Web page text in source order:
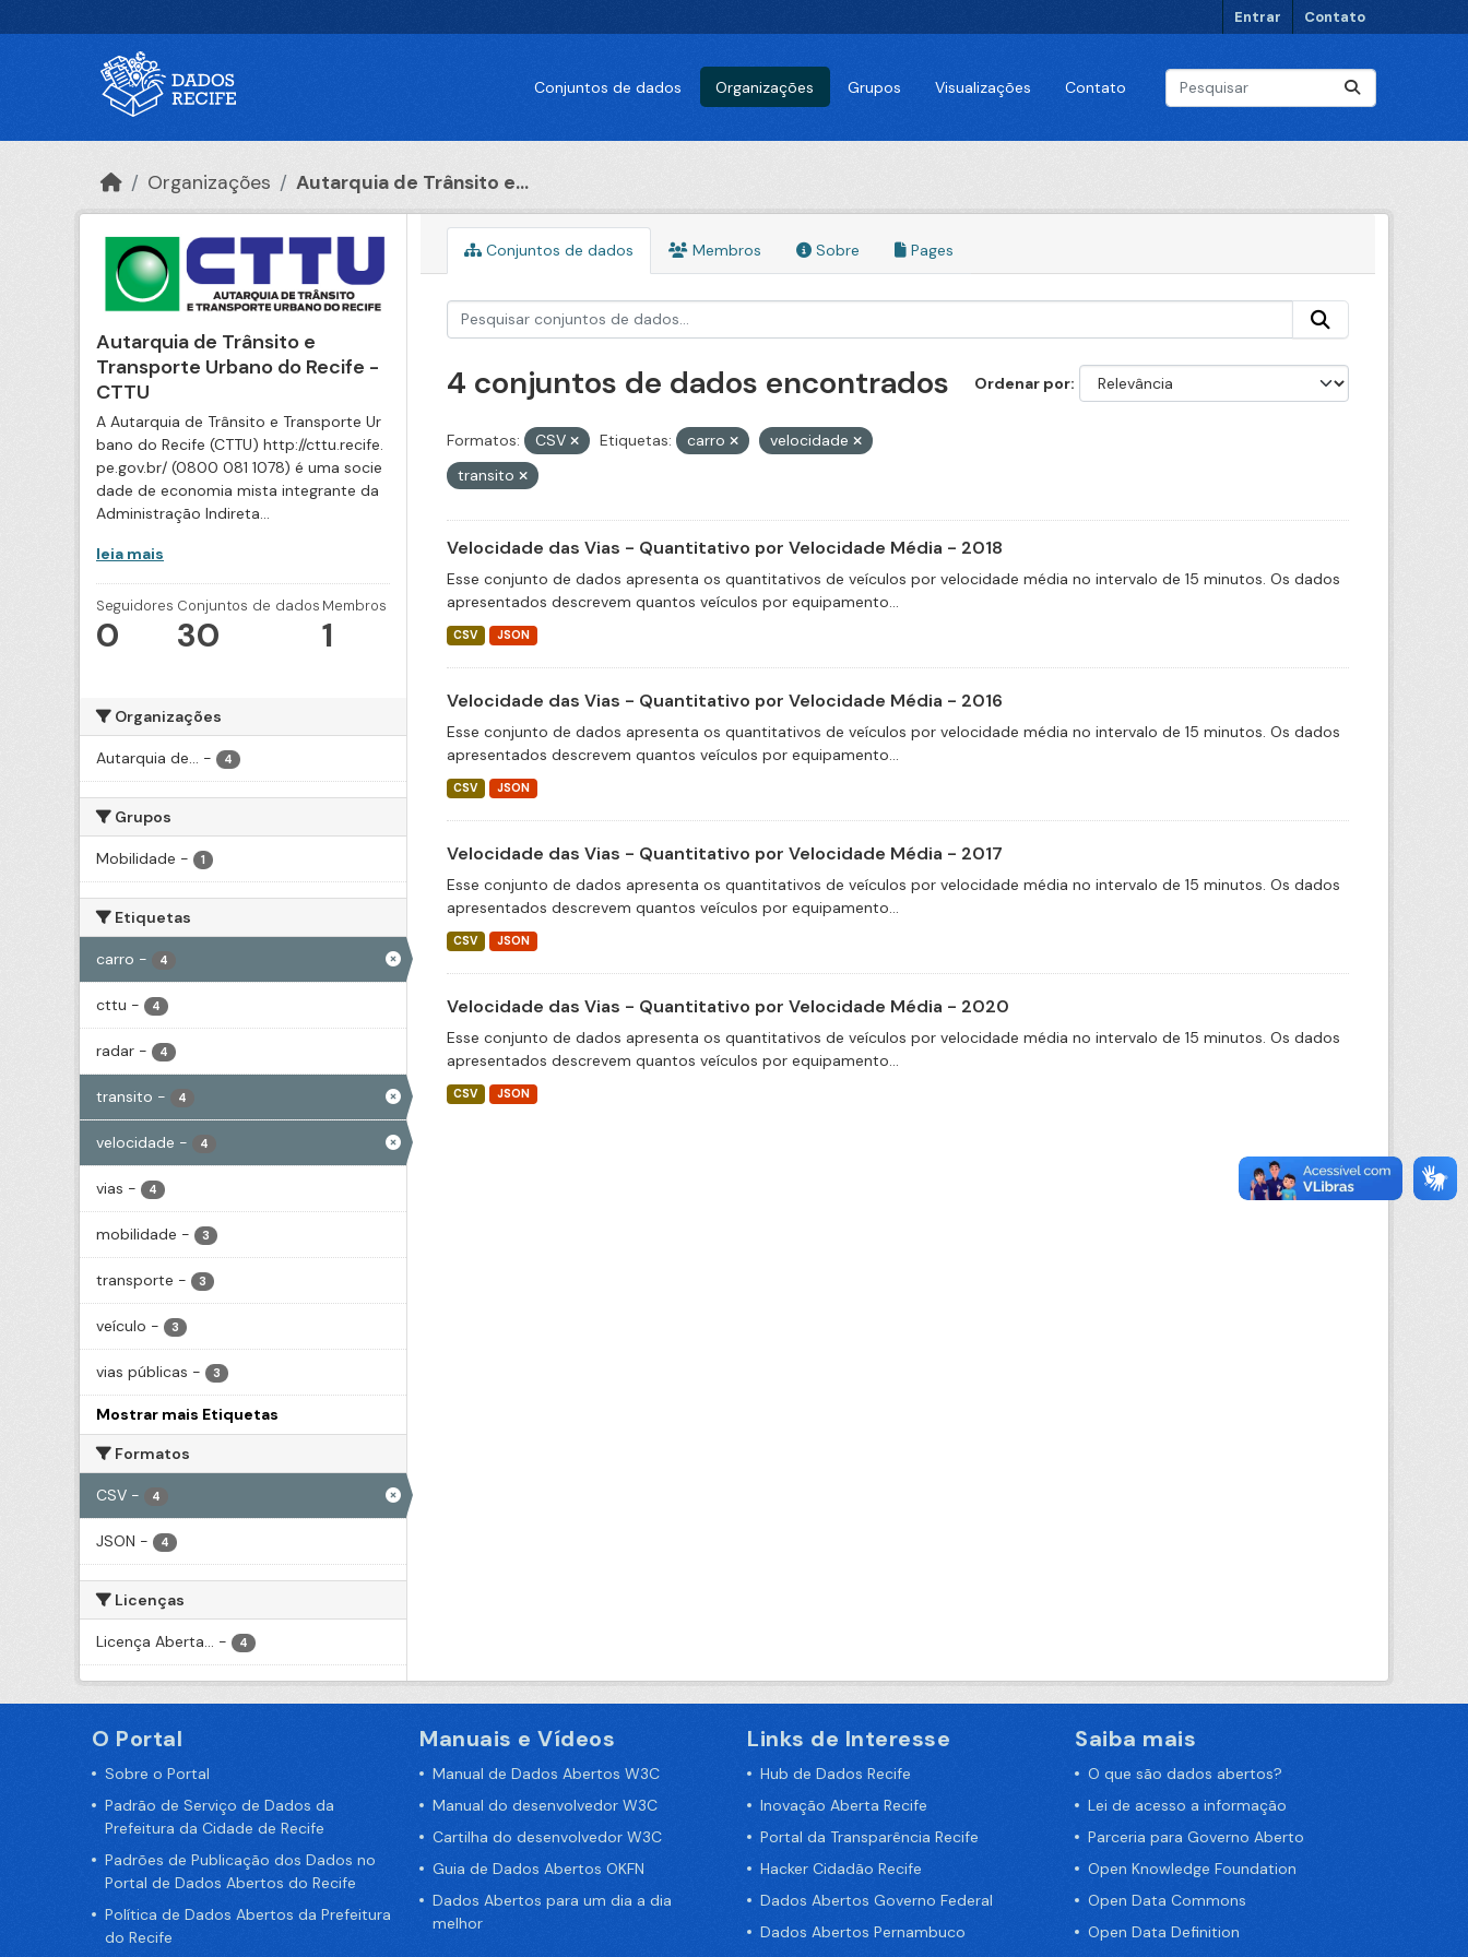
Entrar Contato
Conjuntos de dados Organizações Grupos Visualizações Contato
Organizações Autarquia de Trânsito e...
Autarquia de Trânsito e
Transporte Urbano do Recife -
CTTU
A Autarquia de Trânsito e Transporte Ur
bano do Recife (CTTU) http://cttu.recife.
pe.gov.br/ (0800 081 1078) é uma socie
dade de economia mista integrante da
Administração Indireta...
leia mais
Seguidores
0
Conjuntos de dados
30
Membros
1
Organizações
Autarquia de... - 4
Grupos
Mobilidade - 1
Etiquetas
carro - 4
cttu - 4
radar - 4
transito - 4
velocidade - 4
vias - 4
mobilidade - 3
transporte - 3
veículo - 3
vias públicas - 3
Mostrar mais Etiquetas
Formatos
CSV - 4
JSON - 4
Licenças
Licença Aberta... - 4
Conjuntos de dados Membros Sobre Pages
Ordenar por
4 conjuntos de dados encontrados
Formatos: CSV Etiquetas: carro
velocidade
transito
Velocidade das Vias - Quantitativo por Velocidade Média - 2018
Esse conjunto de dados apresenta os quantitativos de veículos por velocidade média no intervalo de 15 minutos. Os dados
apresentados descrevem quantos veículos por equipamento...
CSV JSON
Velocidade das Vias - Quantitativo por Velocidade Média - 2016
Esse conjunto de dados apresenta os quantitativos de veículos por velocidade média no intervalo de 15 minutos. Os dados
apresentados descrevem quantos veículos por equipamento...
CSV JSON
Velocidade das Vias - Quantitativo por Velocidade Média - 2017
Esse conjunto de dados apresenta os quantitativos de veículos por velocidade média no intervalo de 15 minutos. Os dados
apresentados descrevem quantos veículos por equipamento...
CSV JSON
Velocidade das Vias - Quantitativo por Velocidade Média - 2020
Esse conjunto de dados apresenta os quantitativos de veículos por velocidade média no intervalo de 15 minutos. Os dados
apresentados descrevem quantos veículos por equipamento...
CSV JSON
O Portal
Sobre o Portal
Padrão de Serviço de Dados da
Prefeitura da Cidade de Recife
Padrões de Publicação dos Dados no
Portal de Dados Abertos do Recife
Política de Dados Abertos da Prefeitura
do Recife
Manuais e Vídeos
Manual de Dados Abertos W3C
Manual do desenvolvedor W3C
Cartilha do desenvolvedor W3C
Guia de Dados Abertos OKFN
Dados Abertos para um dia a dia
melhor
Links de Interesse
Hub de Dados Recife
Inovação Aberta Recife
Portal da Transparência Recife
Hacker Cidadão Recife
Dados Abertos Governo Federal
Dados Abertos Pernambuco
Saiba mais
O que são dados abertos?
Lei de acesso a informação
Parceria para Governo Aberto
Open Knowledge Foundation
Open Data Commons
Open Data Definition